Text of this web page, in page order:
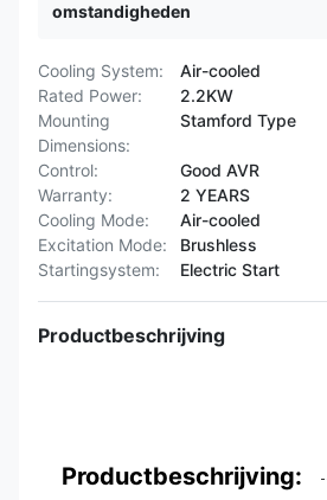
omstandigheden
Cooling System:
Air-cooled
Rated Power:
2.2KW
Mounting
Dimensions:
Stamford Type
Control:
Good AVR
Warranty:
2 YEARS
Cooling Mode:
Air-cooled
Excitation Mode:
Brushless
Startingsystem:
Electric Start
Productbeschrijving
Productbeschrijving: